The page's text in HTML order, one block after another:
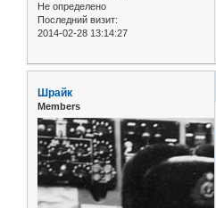
Не определено
Последний визит:
2014-02-28 13:14:27
Шрайк
Members